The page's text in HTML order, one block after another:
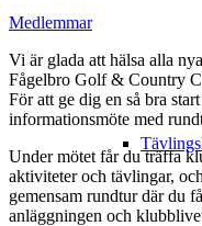
Medlemmar
Vi är glada att hälsa alla
Fågelbro Golf & Country
För att ge dig en så bra
informationsmöte med
Under mötet får du träffa
aktiviteter och tävlingar,
gemensam rundtur där du
anläggningen och